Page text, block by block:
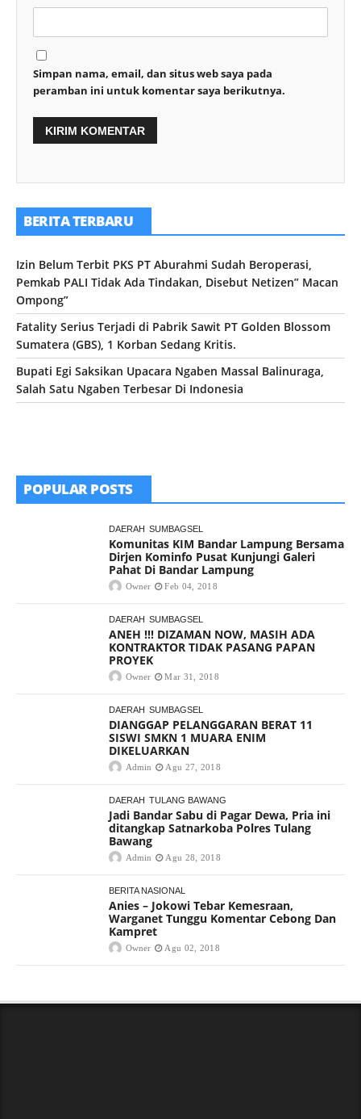
Simpan nama, email, dan situs web saya pada
peramban ini untuk komentar saya berikutnya.
BERITA TERBARU
Izin Belum Terbit PKS PT Aburahmi Sudah Beroperasi,
Pemkab PALI Tidak Ada Tindakan, Disebut Netizen” Macan
Ompong”
Fatality Serius Terjadi di Pabrik Sawit PT Golden Blossom
Sumatera (GBS), 1 Korban Sedang Kritis.
Bupati Egi Saksikan Upacara Ngaben Massal Balinuraga,
Salah Satu Ngaben Terbesar Di Indonesia
POPULAR POSTS
DAERAH SUMBAGSEL
Komunitas KIM Bandar Lampung Bersama
Dirjen Kominfo Pusat Kunjungi Galeri
Pahat Di Bandar Lampung
Owner Feb 04, 2018
DAERAH SUMBAGSEL
ANEH !!! DIZAMAN NOW, MASIH ADA
KONTRAKTOR TIDAK PASANG PAPAN
PROYEK
Owner Mar 31, 2018
DAERAH SUMBAGSEL
DIANGGAP PELANGGARAN BERAT 11
SISWI SMKN 1 MUARA ENIM
DIKELUARKAN
Admin Agu 27, 2018
DAERAH TULANG BAWANG
Jadi Bandar Sabu di Pagar Dewa, Pria ini
ditangkap Satnarkoba Polres Tulang
Bawang
Admin Agu 28, 2018
BERITA NASIONAL
Anies – Jokowi Tebar Kemesraan,
Warganet Tunggu Komentar Cebong Dan
Kampret
Owner Agu 02, 2018